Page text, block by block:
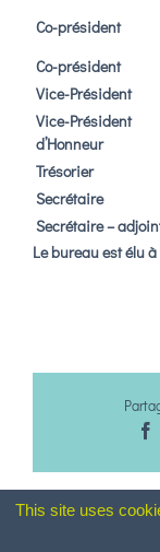
Co-président
Co-président
Vice-Président
Vice-Président
d’Honneur
Trésorier
Secrétaire
Secrétaire –
Le bureau est élu
This site uses